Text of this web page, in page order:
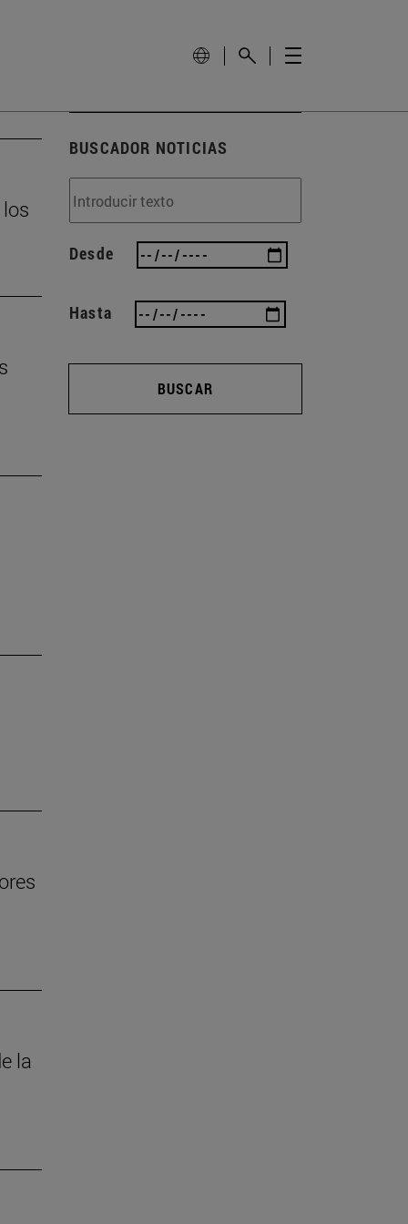
la
BUSCADOR NOTICIAS
Desde
Hasta
BUSCAR